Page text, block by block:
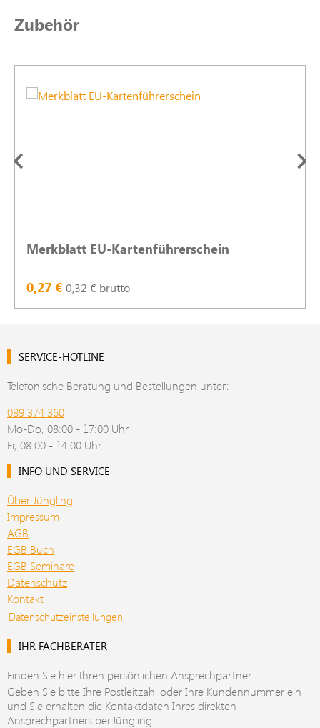
Produktgalerie überspringen
Zubehör
Merkblatt EU-Kartenführerschein
0,27 € 0,32 € brutto
SERVICE-HOTLINE
Telefonische Beratung und Bestellungen unter:
089 374 360
Mo-Do, 08:00 - 17:00 Uhr
Fr, 08:00 - 14:00 Uhr
INFO UND SERVICE
Über Jüngling
Impressum
AGB
EGB Buch
EGB Seminare
Datenschutz
Kontakt
Datenschutzeinstellungen
IHR FACHBERATER
Finden Sie hier Ihren persönlichen Ansprechpartner:
Geben Sie bitte Ihre Postleitzahl oder Ihre Kundennummer ein
und Sie erhalten die Kontaktdaten Ihres direkten
Ansprechpartners bei Jüngling